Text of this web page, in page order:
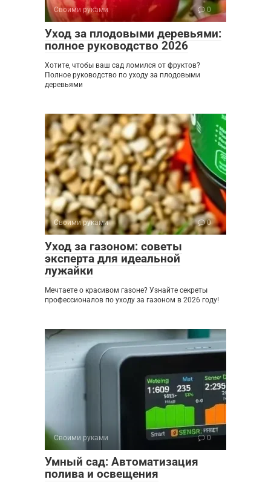
Своими руками 0
Уход за плодовыми деревьями:
полное руководство 2026
Хотите, чтобы ваш сад ломился от фруктов?
Полное руководство по уходу за плодовыми
деревьями
Своими руками 0
Уход за газоном: советы
эксперта для идеальной
лужайки
Мечтаете о красивом газоне? Узнайте секреты
профессионалов по уходу за газоном в 2026 году!
Своими руками 0
Умный сад: Автоматизация
полива и освещения